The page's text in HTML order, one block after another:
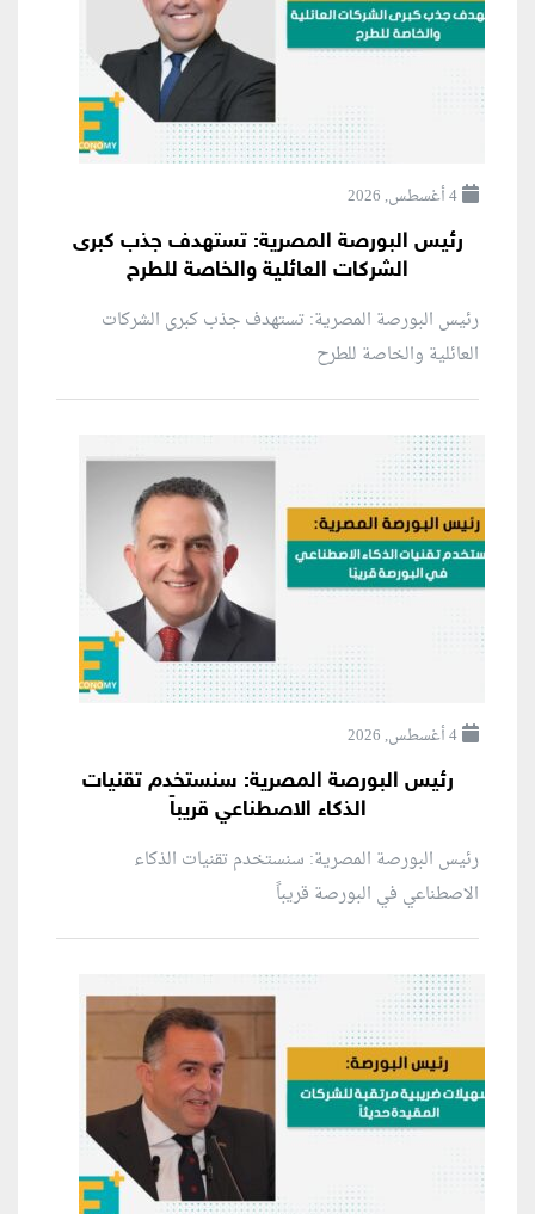
4 أغسطس, 2026
رئيس البورصة المصرية: تستهدف جذب كبرى
الشركات العائلية والخاصة للطرح
رئيس البورصة المصرية: تستهدف جذب كبرى الشركات
العائلية والخاصة للطرح
4 أغسطس, 2026
رئيس البورصة المصرية: سنستخدم تقنيات
الذكاء الاصطناعي قريباً
رئيس البورصة المصرية: سنستخدم تقنيات الذكاء
الاصطناعي في البورصة قريباً